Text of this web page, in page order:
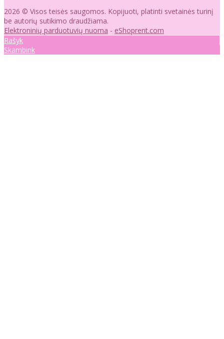
2026 © Visos teisės saugomos. Kopijuoti, platinti svetainės turinį
be autorių sutikimo draudžiama.
Elektroninių parduotuvių nuoma - eShoprent.com
Rašyk
Skambink